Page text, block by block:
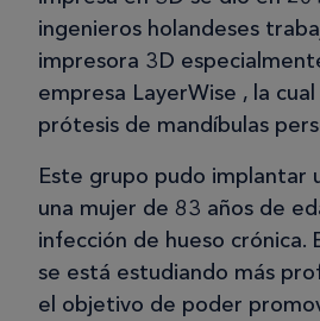
ingenieros holandeses
impresora 3D
empresa LayerWise , la
prótesis de mandíbulas
Este grupo pudo implantar
una mujer de 83 años de
infección de hueso crónica.
se está estudiando más
el objetivo de poder